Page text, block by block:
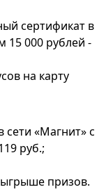
сертификат в
15 000 рублей -
на карту
«Магнит» с
руб.;
призов.